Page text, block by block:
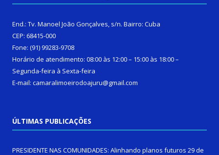
End.: Tv. Manoel João Gonçalves, s/n. Bairro: Cuba
CEP: 68415-000
Fone: (91) 99283-9708
Horário de atendimento: 08:00 às 12:00 – 15:00 às 18:00 –
Segunda-feira à Sexta-feira
E-mail: camaralimoeirodoajuru@gmail.com
ÚLTIMAS PUBLICAÇÕES
PRESIDENTE NAS COMUNIDADES: Alinhando planos futuros 29 de